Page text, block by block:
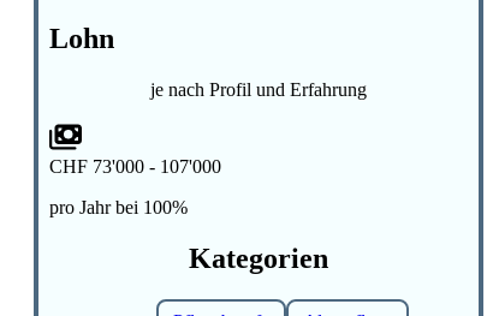
Lohn
je nach Profil und Erfahrung
CHF 73'000 - 107'000
pro Jahr bei 100%
Kategorien